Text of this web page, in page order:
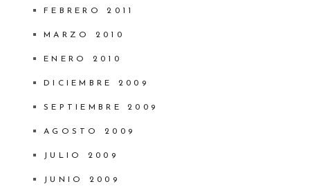
FEBRERO 2011
MARZO 2010
ENERO 2010
DICIEMBRE 2009
SEPTIEMBRE 2009
AGOSTO 2009
JULIO 2009
JUNIO 2009